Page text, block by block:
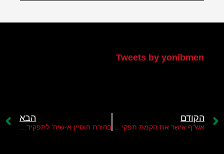
Tweets by yonibmen
הקודם
אש"ף אישר את הקמת תפקיד "סגן הנשיא" – לראשונה מאז 1964
הבא
בחירת חוסיין א-שיח' לתפקיד סגנו של מחמוד עבאס תעצים את קרב הירושה ברש"פ